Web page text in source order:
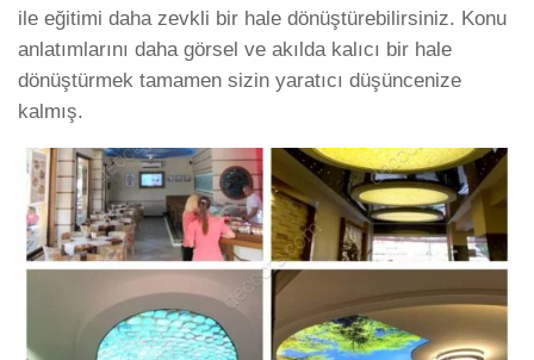
ile eğitimi daha zevkli bir hale dönüştürebilirsiniz. Konu
anlatımlarını daha görsel ve akılda kalıcı bir hale
dönüştürmek tamamen sizin yaratıcı düşüncenize
kalmış.